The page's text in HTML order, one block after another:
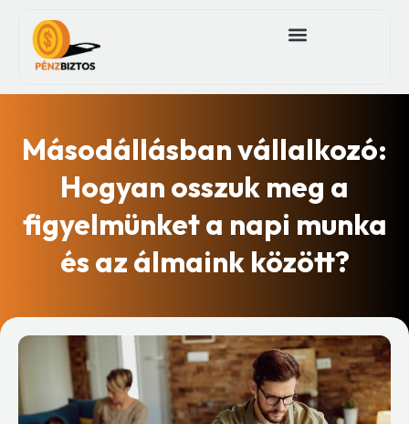
Másodállásban vállalkozó:
Hogyan osszuk meg a
figyelmünket a napi munka
és az álmaink között?